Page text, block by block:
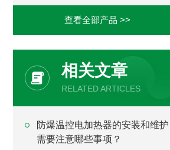
查看全部产品 >>
相关文章
RELATED ARTICLES
防爆温控电加热器的安装和维护
需要注意哪些事项？